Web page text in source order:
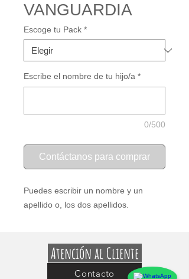
VANGUARDIA
Escoge tu Pack *
Escribe el nombre de tu hijo/a *
0/500
Contáctanos para comprar
Puedes escribir un nombre y un
apellido o, los dos apellidos.
Atención al Cliente
Contacto